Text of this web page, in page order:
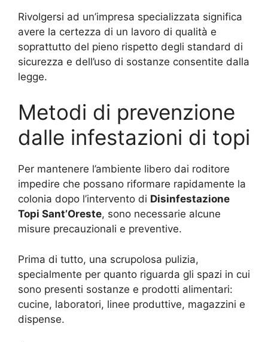
Rivolgersi ad un’impresa specializzata significa
avere la certezza di un lavoro di qualità e
soprattutto del pieno rispetto degli standard di
sicurezza e dell’uso di sostanze consentite dalla
legge.
Metodi di prevenzione
dalle infestazioni di topi
Per mantenere l’ambiente libero dai roditore
impedire che possano riformare rapidamente la
colonia dopo l’intervento di Disinfestazione
Topi Sant’Oreste, sono necessarie alcune
misure precauzionali e preventive.
Prima di tutto, una scrupolosa pulizia,
specialmente per quanto riguarda gli spazi in cui
sono presenti sostanze e prodotti alimentari:
cucine, laboratori, linee produttive, magazzini e
dispense.